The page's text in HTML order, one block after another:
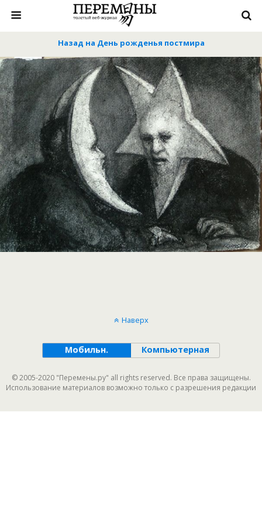
Назад на День рожденья постмира
Наверх
Мобильн. Компьютерная
© 2005-2020 "Перемены.ру" all rights reserved. Все права защищены.
Использование материалов возможно только с разрешения редакции